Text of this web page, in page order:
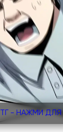
- НАЖМИ ДЛЯ